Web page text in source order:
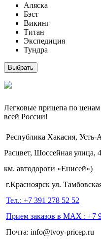
Аляска
Бэст
Викинг
Титан
Экспедиция
Тундра
Выбрать
Легковые прицепа по
всей России!
Республика Хакасия, Усть-
Расцвет, Шоссейная улица,
км. автодороги «Енисей»)
г.Красноярск ул.
Тел.: +7 391 278 52 52
Прием заказов в МАХ : +7
Почта: info@tvoy-pricep.ru